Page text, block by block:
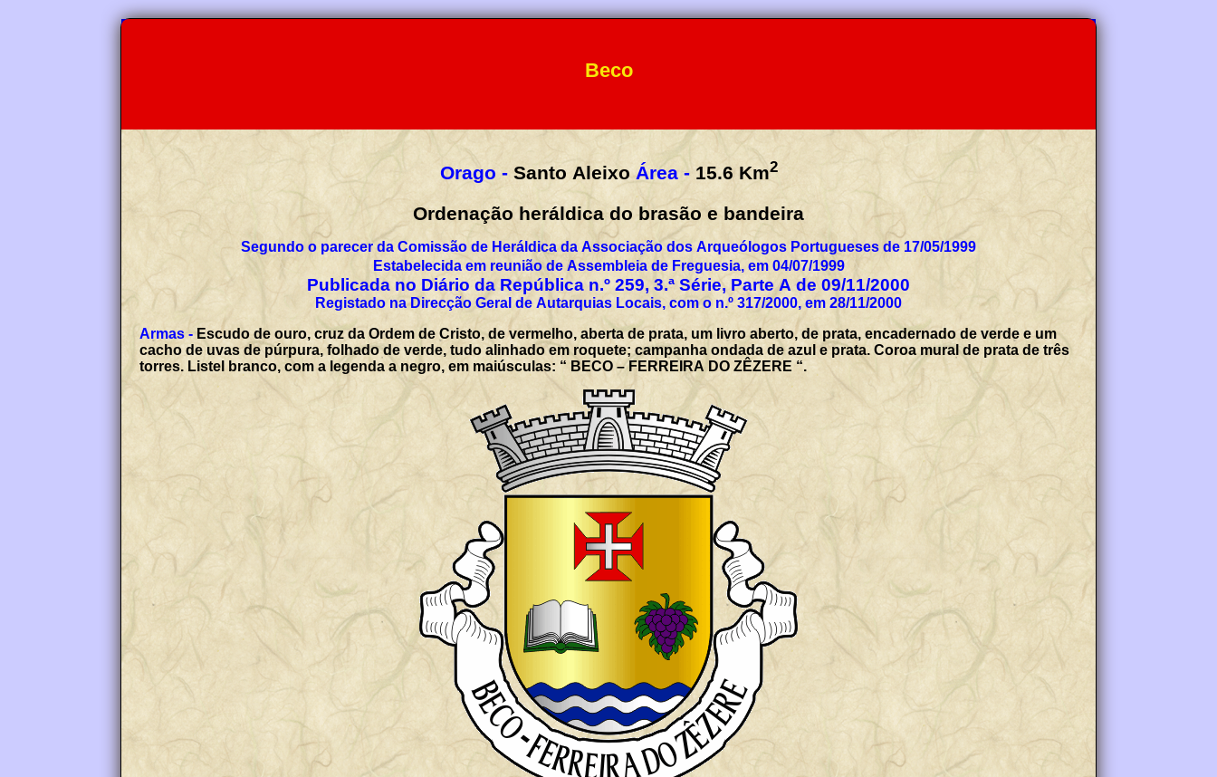
Beco
Orago - Santo Aleixo Área - 15.6 Km2
Ordenação heráldica do brasão e bandeira
Segundo o parecer da Comissão de Heráldica da Associação dos Arqueólogos Portugueses de 17/05/1999
Estabelecida em reunião de Assembleia de Freguesia, em 04/07/1999
Publicada no Diário da República n.º 259, 3.ª Série, Parte A de 09/11/2000
Registado na Direcção Geral de Autarquias Locais, com o n.º 317/2000, em 28/11/2000
Armas - Escudo de ouro, cruz da Ordem de Cristo, de vermelho, aberta de prata, um livro aberto, de prata, encadernado de verde e um
cacho de uvas de púrpura, folhado de verde, tudo alinhado em roquete; campanha ondada de azul e prata. Coroa mural de prata de três
torres. Listel branco, com a legenda a negro, em maiúsculas: “ BECO – FERREIRA DO ZÊZERE “.